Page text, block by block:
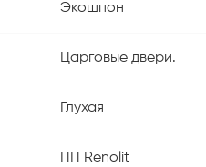
Экошпон
Царговые двери.
Глухая
ПП Renolit